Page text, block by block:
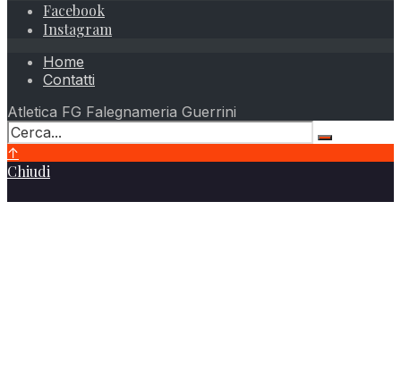
Facebook
Instagram
Home
Contatti
Atletica FG Falegnameria Guerrini
↑
Chiudi